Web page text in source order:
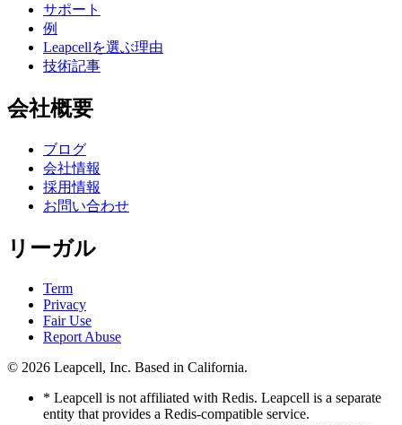
サポート
例
Leapcellを選ぶ理由
技術記事
会社概要
ブログ
会社情報
採用情報
お問い合わせ
リーガル
Term
Privacy
Fair Use
Report Abuse
© 2026 Leapcell, Inc. Based in California.
* Leapcell is not affiliated with Redis. Leapcell is a separate
entity that provides a Redis-compatible service.